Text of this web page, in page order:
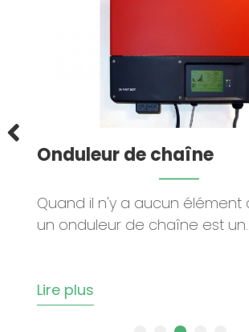
de chaîne
il n'y a aucun élément d'ombre,
de chaîne est un...